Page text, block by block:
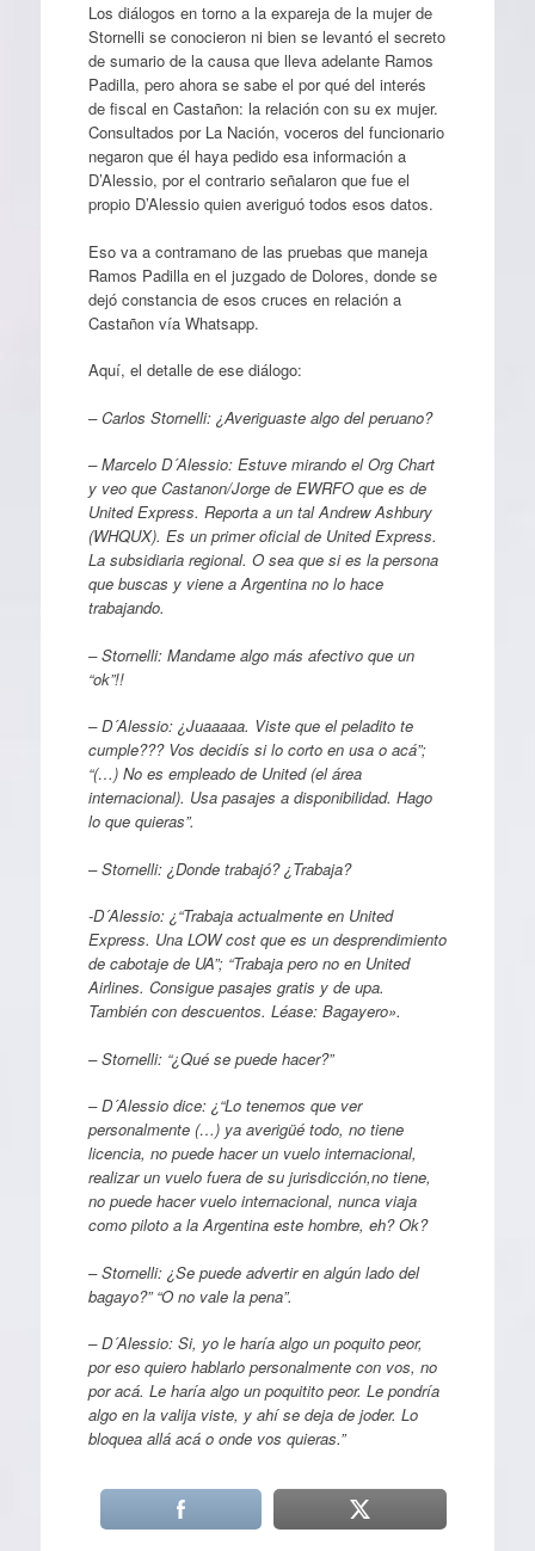
Los diálogos en torno a la expareja de la mujer de
Stornelli se conocieron ni bien se levantó el secreto
de sumario de la causa que lleva adelante Ramos
Padilla, pero ahora se sabe el por qué del interés
de fiscal en Castañon: la relación con su ex mujer.
Consultados por La Nación, voceros del funcionario
negaron que él haya pedido esa información a
D’Alessio, por el contrario señalaron que fue el
propio D’Alessio quien averiguó todos esos datos.
Eso va a contramano de las pruebas que maneja
Ramos Padilla en el juzgado de Dolores, donde se
dejó constancia de esos cruces en relación a
Castañon vía Whatsapp.
Aquí, el detalle de ese diálogo:
– Carlos Stornelli: ¿Averiguaste algo del peruano?
– Marcelo D´Alessio: Estuve mirando el Org Chart
y veo que Castanon/Jorge de EWRFO que es de
United Express. Reporta a un tal Andrew Ashbury
(WHQUX). Es un primer oficial de United Express.
La subsidiaria regional. O sea que si es la persona
que buscas y viene a Argentina no lo hace
trabajando.
– Stornelli: Mandame algo más afectivo que un
“ok”!!
– D´Alessio: ¿Juaaaaa. Viste que el peladito te
cumple??? Vos decidís si lo corto en usa o acá”;
“(…) No es empleado de United (el área
internacional). Usa pasajes a disponibilidad. Hago
lo que quieras”.
– Stornelli: ¿Donde trabajó? ¿Trabaja?
-D´Alessio: ¿“Trabaja actualmente en United
Express. Una LOW cost que es un desprendimiento
de cabotaje de UA”; “Trabaja pero no en United
Airlines. Consigue pasajes gratis y de upa.
También con descuentos. Léase: Bagayero».
– Stornelli: “¿Qué se puede hacer?”
– D´Alessio dice: ¿“Lo tenemos que ver
personalmente (…) ya averigüé todo, no tiene
licencia, no puede hacer un vuelo internacional,
realizar un vuelo fuera de su jurisdicción,no tiene,
no puede hacer vuelo internacional, nunca viaja
como piloto a la Argentina este hombre, eh? Ok?
– Stornelli: ¿Se puede advertir en algún lado del
bagayo?” “O no vale la pena”.
– D´Alessio: Si, yo le haría algo un poquito peor,
por eso quiero hablarlo personalmente con vos, no
por acá. Le haría algo un poquitito peor. Le pondría
algo en la valija viste, y ahí se deja de joder. Lo
bloquea allá acá o onde vos quieras.”